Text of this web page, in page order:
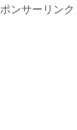
ンサーリンク